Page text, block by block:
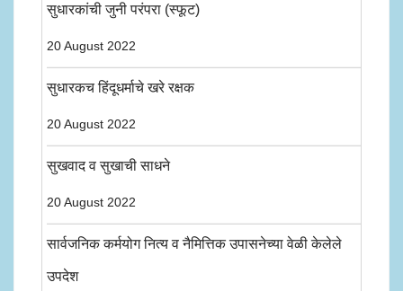
सुधारकांची जुनी परंपरा (स्फूट)
20 August 2022
सुधारकच हिंदूधर्माचे खरे रक्षक
20 August 2022
सुखवाद व सुखाची साधने
20 August 2022
सार्वजनिक कर्मयोग नित्य व नैमित्तिक उपासनेच्या वेळी केलेले
उपदेश